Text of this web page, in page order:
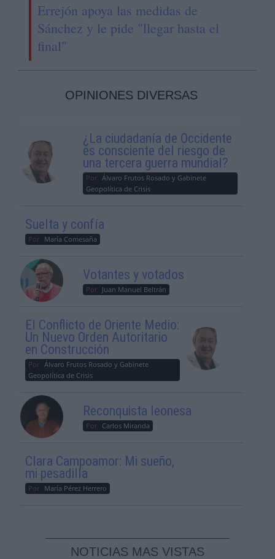
Errejón apoya las medidas de
Sánchez y le pide "llegar hasta el
final"
OPINIONES DIVERSAS
¿La ciudadanía de Occidente
es consciente del riesgo de
una tercera guerra mundial?
Por Álvaro Frutos Rosado y Gabinete
Geopolítica de Crisis
Suelta y confía
Por María Comesaña
Votantes y votados
Por Juan Manuel Beltrán
El Conflicto de Oriente Medio:
Un Nuevo Orden Autoritario
en Construcción
Por Álvaro Frutos Rosado y Gabinete
Geopolítica de Crisis
Reconquista leonesa
Por Carlos Miranda
Clara Campoamor: Mi sueño,
mi pesadilla
Por María Pérez Herrero
NOTICIAS MAS VISTAS